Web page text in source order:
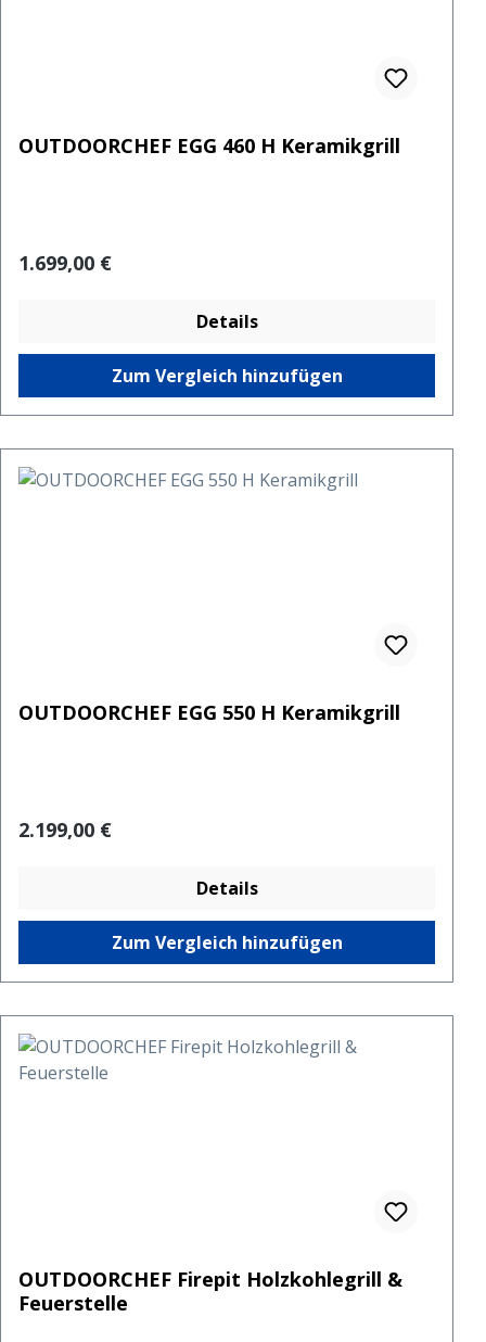
OUTDOORCHEF EGG 460 H Keramikgrill
Regulärer Preis:
1.699,00 €
Details
Zum Vergleich hinzufügen
OUTDOORCHEF EGG 550 H Keramikgrill
Regulärer Preis:
2.199,00 €
Details
Zum Vergleich hinzufügen
OUTDOORCHEF Firepit Holzkohlegrill &
Feuerstelle